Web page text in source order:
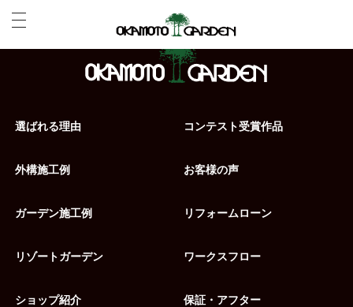
選ばれる理由
外構施工例
ガーデン施工例
リゾートガーデン
ショップ紹介
コンテスト受賞作品
お客様の声
リフォームローン
ワークスフロー
保証・アフター